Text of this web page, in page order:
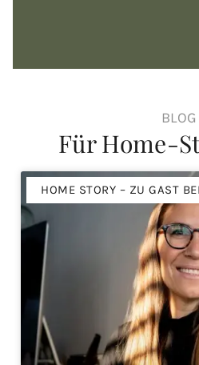
BLOG
Für Home-
HOME STORY – ZU GAST BEI